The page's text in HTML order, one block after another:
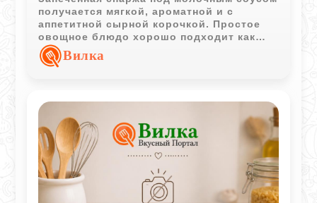
получается мягкой, ароматной и с
аппетитной сырной корочкой. Простое
овощное блюдо хорошо подходит как
легкий гарнир или самостоятельная
горячая закуска.
Вилка